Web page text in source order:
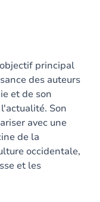
principal
des auteurs
et de son
Son
avec une
de la
occidentale,
et les